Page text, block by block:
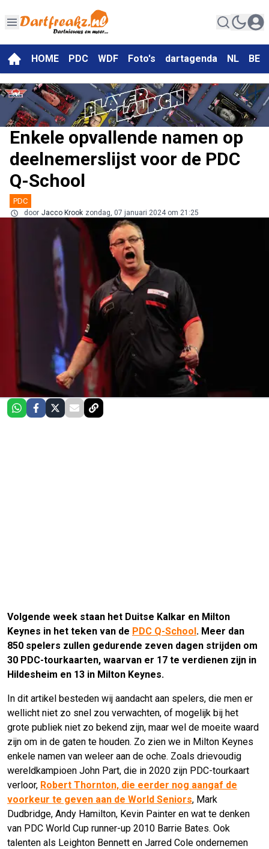
HOME PDC WDF Foto's dartagenda NL BE
Enkele opvallende namen op
deelnemerslijst voor de PDC
Q-School
PDC
door Jacco Krook zondag, 07 januari 2024 om 21:25
Volgende week staan het Duitse Kalkar en Milton
Keynes in het teken van de PDC Q-School. Meer dan
850 spelers zullen gedurende zeven dagen strijden om
30 PDC-tourkaarten, waarvan er 17 te verdienen zijn in
Hildesheim en 13 in Milton Keynes.
In dit artikel besteden wij aandacht aan spelers, die men er
wellicht niet zo snel zou verwachten, of mogelijk bij het
grote publiek niet zo bekend zijn, maar wel de moeite waard
zijn om in de gaten te houden. Zo zien we in Milton Keynes
enkele namen van weleer aan de oche. Zoals drievoudig
wereldkampioen John Part, die in 2020 zijn PDC-tourkaart
verloor, Robert Thornton, die eerder nog aangaf de
voorkeur te geven aan de World Seniors, Mark
Dudbridge, Andy Hamilton, Kevin Painter en wat te denken
van PDC World Cup runner-up 2010 Barrie Bates. Ook
talenten als Leighton Bennett en Jarred Cole ondernemen